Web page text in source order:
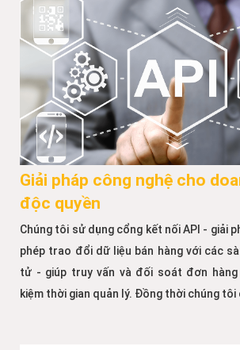
Giải pháp công nghệ cho
độc quyền
Chúng tôi sử dụng cổng kết nối API - giải
phép trao đổi dữ liệu bán hàng với các
tử - giúp truy vấn và đối soát đơn hàng
kiệm thời gian quản lý. Đồng thời chúng tôi